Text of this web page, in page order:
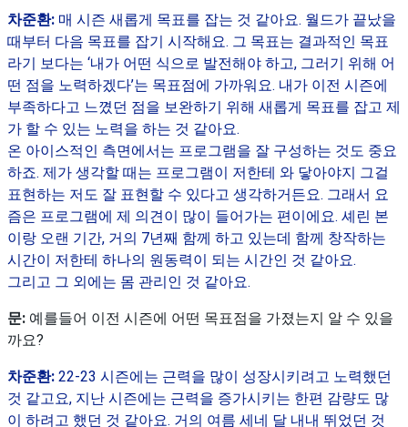
차준환: 매 시즌 새롭게 목표를 잡는 것 같아요. 월드가 끝났을
때부터 다음 목표를 잡기 시작해요. 그 목표는 결과적인 목표
라기 보다는 ‘내가 어떤 식으로 발전해야 하고, 그러기 위해 어
떤 점을 노력하겠다’는 목표점에 가까워요. 내가 이전 시즌에
부족하다고 느꼈던 점을 보완하기 위해 새롭게 목표를 잡고 제
가 할 수 있는 노력을 하는 것 같아요.
온 아이스적인 측면에서는 프로그램을 잘 구성하는 것도 중요
하죠. 제가 생각할 때는 프로그램이 저한테 와 닿아야지 그걸
표현하는 저도 잘 표현할 수 있다고 생각하거든요. 그래서 요
즘은 프로그램에 제 의견이 많이 들어가는 편이에요. 셰린 본
이랑 오랜 기간, 거의 7년째 함께 하고 있는데 함께 창작하는
시간이 저한테 하나의 원동력이 되는 시간인 것 같아요.
그리고 그 외에는 몸 관리인 것 같아요.
문: 예를들어 이전 시즌에 어떤 목표점을 가졌는지 알 수 있을
까요?
차준환:22-23 시즌에는 근력을 많이 성장시키려고 노력했던
것 같고요, 지난 시즌에는 근력을 증가시키는 한편 감량도 많
이 하려고 했던 것 같아요. 거의 여름 세네 달 내내 뛰었던 것